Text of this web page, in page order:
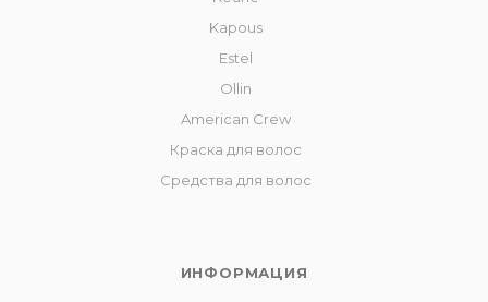
Kapous
Estel
Ollin
American Crew
Краска для волос
Средства для волос
ИНФОРМАЦИЯ